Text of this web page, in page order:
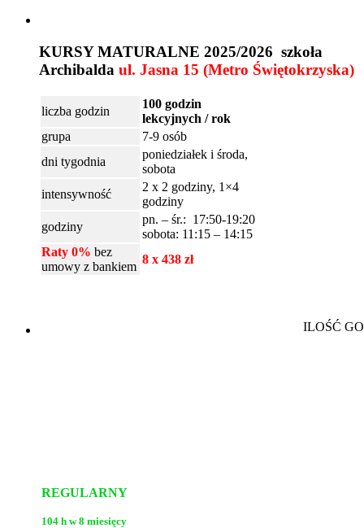
KURSY MATURALNE 2025/2026 szkoła
Archibalda ul. Jasna 15 (Metro Świętokrzyska)
liczba godzin
100 godzin
lekcyjnych / rok
grupa
7-9 osób
dni tygodnia
poniedziałek i środa,
sobota
intensywność
2 x 2 godziny, 1×4
godziny
godziny
pn. – śr.: 17:50-19:20
sobota: 11:15 – 14:15
Raty 0% bez
umowy z bankiem
8 x 438 zł
ILOŚĆ
REGULARNY
104 h w 8 miesięcy